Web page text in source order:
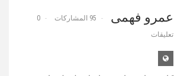
عمرو فهمى 95 المشاركات
0
تعليقات